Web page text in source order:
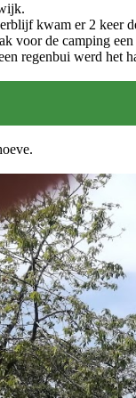
kwam er 2 keer
voor de camping
regenbui werd het